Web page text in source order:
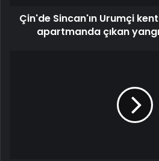
Çin'de Sincan'ın Urumçi
apartmanda çıkan